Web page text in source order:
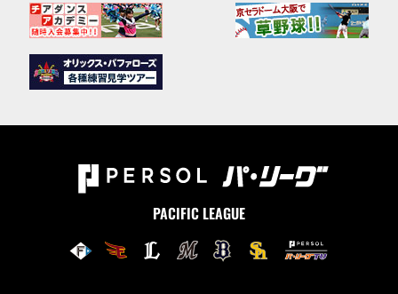
PACIFIC LEAGUE